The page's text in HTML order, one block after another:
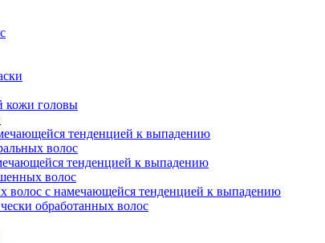
кожи головы
тенденцией к выпадению
волос
тенденцией к выпадению
волос
волос с намечающейся тенденцией к выпадению
обработанных волос